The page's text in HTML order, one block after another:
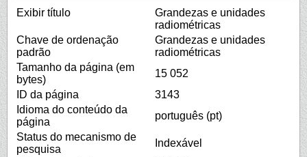
Exibir título
Grandezas e unidades
radiométricas
Chave de ordenação
padrão
Grandezas e unidades
radiométricas
Tamanho da página (em
bytes)
15 052
ID da página
3143
Idioma do conteúdo da
página
português (pt)
Status do mecanismo de
pesquisa
Indexável